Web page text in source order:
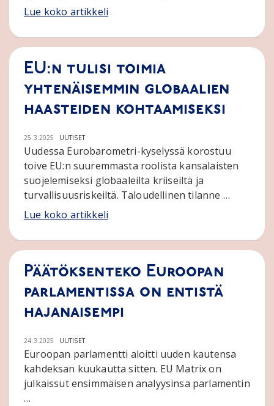
Lue koko artikkeli
EU:n tulisi toimia
yhtenäisemmin globaalien
haasteiden kohtaamiseksi
25.3.2025 UUTISET
Uudessa Eurobarometri-kyselyssä korostuu
toive EU:n suuremmasta roolista kansalaisten
suojelemiseksi globaaleilta kriiseiltä ja
turvallisuusriskeiltä. Taloudellinen tilanne …
Lue koko artikkeli
Päätöksenteko Euroopan
parlamentissa on entistä
hajanaisempi
24.3.2025 UUTISET
Euroopan parlamentti aloitti uuden kautensa
kahdeksan kuukautta sitten. EU Matrix on
julkaissut ensimmäisen analyysinsa parlamentin
…